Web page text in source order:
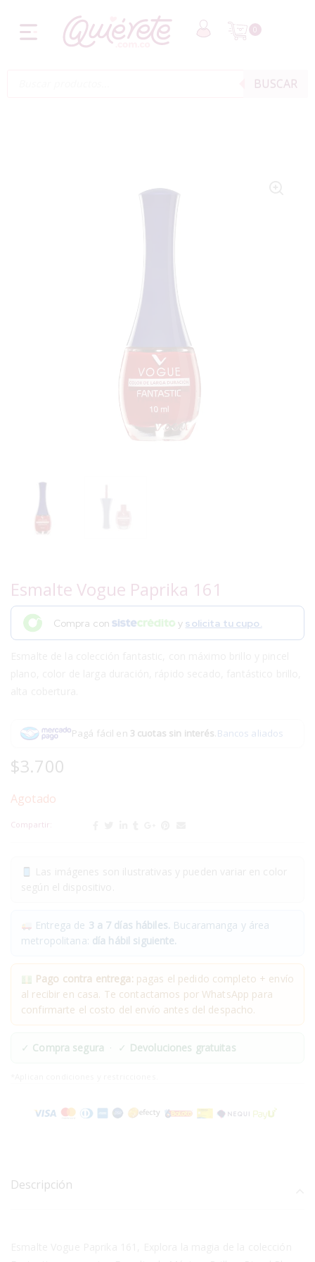
0
BUSCAR
Esmalte Vogue Paprika 161
Compra con y solicita tu cupo.
Pagá fácil en 3 cuotas sin interés.Bancos aliados
$3.700
Agotado
Compartir:
Entrega de 3 a 7 días hábiles. Bucaramanga y área
metropolitana: día hábil siguiente.
Pago contra entrega: pagas el pedido completo + envío
al recibir en casa. Te contactamos por WhatsApp para
confirmarte el costo del envío antes del despacho.
✓ Compra segura · ✓ Devoluciones gratuitas
Descripción